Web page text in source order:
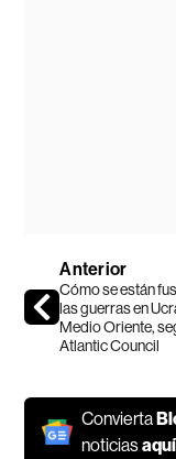
Anterior
Cómo se están
las guerras en
Medio Oriente,
Atlantic Council
Convierta
noticiasaquí